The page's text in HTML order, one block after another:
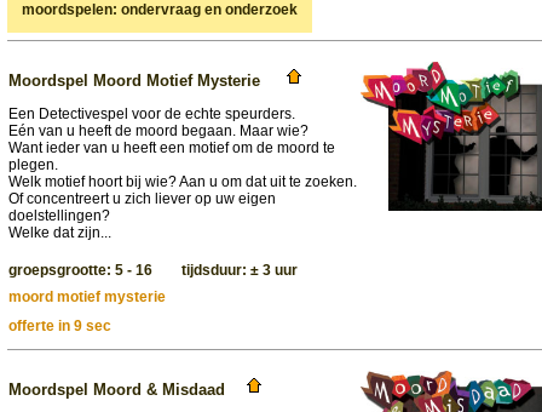
moordspelen: ondervraag en onderzoek
Moordspel Moord Motief Mysterie
Een Detectivespel voor de echte speurders.
Eén van u heeft de moord begaan. Maar wie?
Want ieder van u heeft een motief om de moord te
plegen.
Welk motief hoort bij wie? Aan u om dat uit te zoeken.
Of concentreert u zich liever op uw eigen
doelstellingen?
Welke dat zijn...
groepsgrootte: 5 - 16 tijdsduur: ± 3 uur
moord motief mysterie
offerte in 9 sec
Moordspel Moord & Misdaad